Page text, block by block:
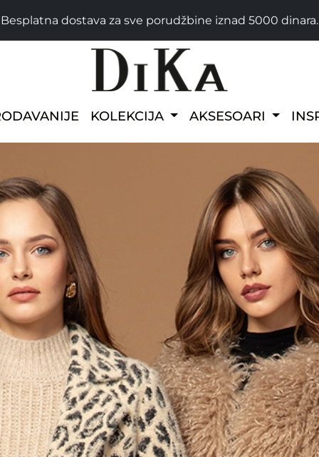
Besplatna dostava za sve porudžbine iznad 5000 dinara.
KOLEKCIJA AKSESOARI